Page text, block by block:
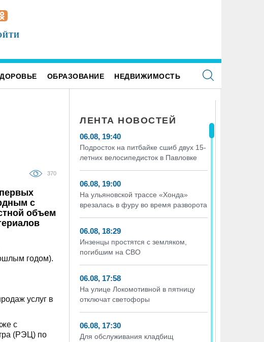
ОБРАЗОВАНИЕ НЕДВИЖИМОСТЬ
370
с
объем
годом).
услуг в
с
(РЭЦ) по
ЛЕНТА НОВОСТЕЙ
06.08, 19:40
Подросток на питбайке сшиб двух 15-
летних велосипедисток в Павловке
06.08, 19:00
На ульяновской трассе «Хонда»
врезалась в фуру во время разворота
06.08, 18:29
Инзенцы простятся с земляком,
погибшим на СВО
06.08, 17:58
На улице Локомотивной в пятницу
отключат светофоры
06.08, 17:30
Для обслуживания кладбищ